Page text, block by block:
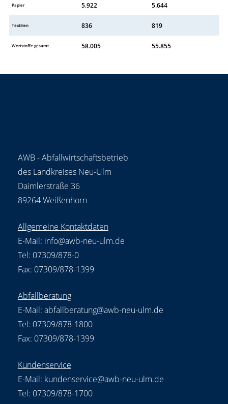
Papier 5.922 5.644
Textilien 836 819
Wertstoffe gesamt 58.005 55.855
AWB - Abfallwirtschaftsbetrieb
des Landkreises Neu-Ulm
Daimlerstraße 36
89264 Weißenhorn
Allgemeine Kontaktdaten
E-Mail: info@awb-neu-ulm.de
Tel: 07309/878-0
Fax: 07309/878-1399
Abfallberatung
E-Mail: abfallberatung@awb-neu-ulm.de
Tel: 07309/878-1800
Fax: 07309/878-1399
Kundenservice
E-Mail: kundenservice@awb-neu-ulm.de
Tel: 07309/878-1700